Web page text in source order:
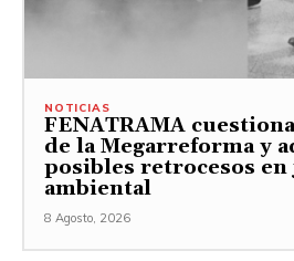
NOTICIAS
FENATRAMA
de la Megarreforma y
posibles retrocesos
ambiental
8 Agosto, 2026